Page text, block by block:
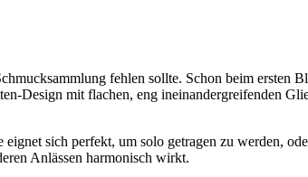
fehlen sollte. Schon beim ersten
Design mit flachen, eng ineinandergreifenden
sich perfekt, um solo getragen zu werden,
Anlässen harmonisch wirkt.